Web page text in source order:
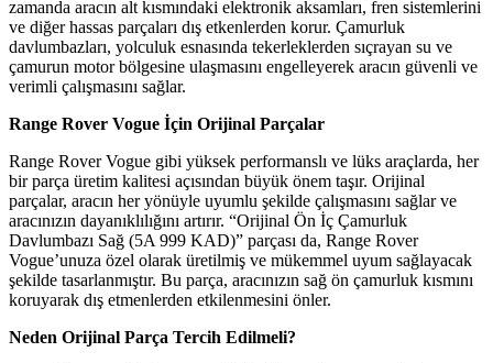
zamanda aracın alt kısmındaki elektronik aksamları, fren sistemlerini
ve diğer hassas parçaları dış etkenlerden korur. Çamurluk
davlumbazları, yolculuk esnasında tekerleklerden sıçrayan su ve
çamurun motor bölgesine ulaşmasını engelleyerek aracın güvenli ve
verimli çalışmasını sağlar.
Range Rover Vogue İçin Orijinal Parçalar
Range Rover Vogue gibi yüksek performanslı ve lüks araçlarda, her
bir parça üretim kalitesi açısından büyük önem taşır. Orijinal
parçalar, aracın her yönüyle uyumlu şekilde çalışmasını sağlar ve
aracınızın dayanıklılığını artırır. “Orijinal Ön İç Çamurluk
Davlumbazı Sağ (5A 999 KAD)” parçası da, Range Rover
Vogue’unuza özel olarak üretilmiş ve mükemmel uyum sağlayacak
şekilde tasarlanmıştır. Bu parça, aracınızın sağ ön çamurluk kısmını
koruyarak dış etmenlerden etkilenmesini önler.
Neden Orijinal Parça Tercih Edilmeli?